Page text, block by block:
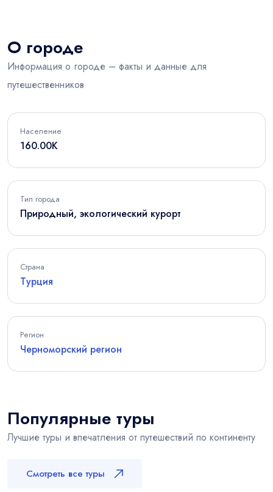
О городе
Информация о городе – факты и данные для
путешественников
Население
160.00K
Тип города
Природный, экологический курорт
Страна
Турция
Регион
Черноморский регион
Популярные туры
Лучшие туры и впечатления от путешествий по континенту
Смотреть все туры